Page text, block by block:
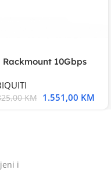
Rackmount 10Gbps
KM 1.551,00 KM
i